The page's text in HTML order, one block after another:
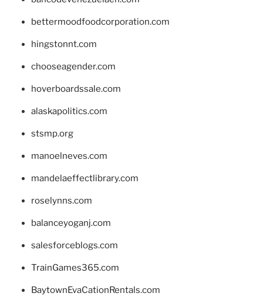
bettermoodfoodcorporation.com
hingstonnt.com
chooseagender.com
hoverboardssale.com
alaskapolitics.com
stsmp.org
manoelneves.com
mandelaeffectlibrary.com
roselynns.com
balanceyoganj.com
salesforceblogs.com
TrainGames365.com
BaytownEvaCationRentals.com